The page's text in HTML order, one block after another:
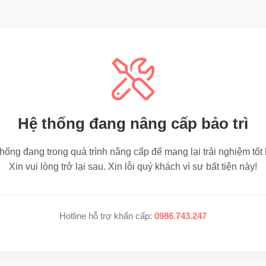
Hệ thống đang nâng cấp bảo trì
đang trong quá trình nâng cấp để mang lại trải nghiệm tốt
Xin vui lòng trở lại sau. Xin lỗi quý khách vì sự bất tiện này!
Hotline hỗ trợ khẩn cấp: 0986.743.247